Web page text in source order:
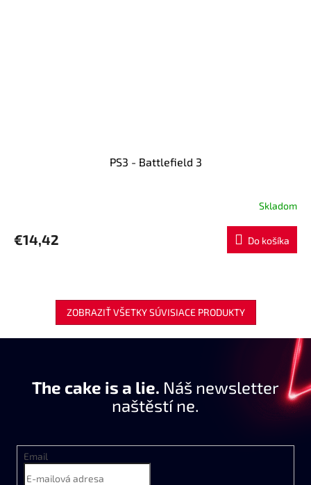
PS3 - Battlefield 3
Skladom
€14,42 Do košíka
ZOBRAZIŤ VŠETKY SÚVISIACE PRODUKTY
The cake is a lie. Náš newsletter
naštěstí ne.
Email